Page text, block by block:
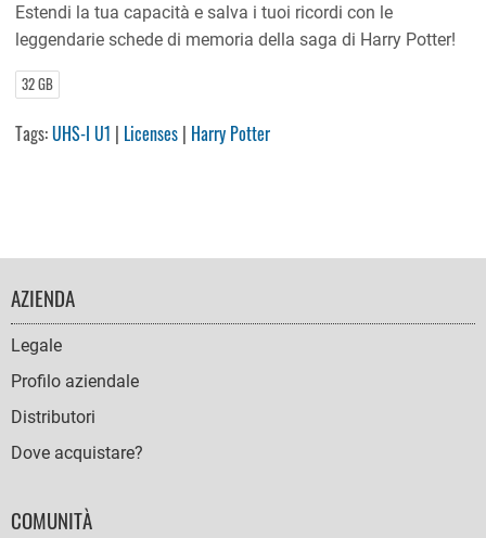
Estendi la tua capacità e salva i tuoi ricordi con le
leggendarie schede di memoria della saga di Harry Potter!
32 GB
Tags:UHS-I U1 | Licenses | Harry Potter
FOOTER
NAVIGATION
AZIENDA
Legale
Profilo aziendale
Distributori
Dove acquistare?
COMUNITÀ